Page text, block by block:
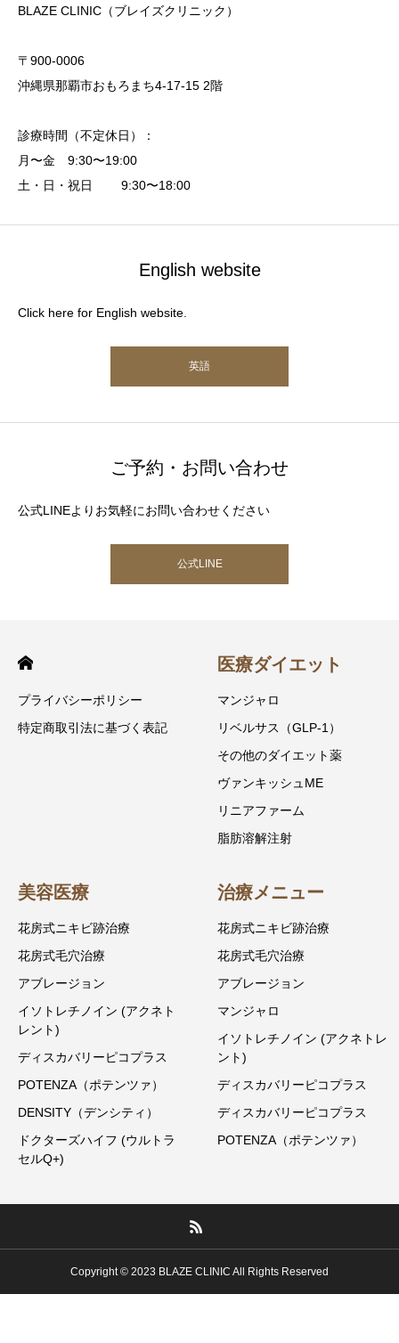
BLAZE CLINIC（ブレイズクリニック）
〒900-0006
沖縄県那覇市おもろまち4-17-15 2階
診療時間（不定休日）：
月〜金 9:30〜19:00
土・日・祝日 9:30〜18:00
English website
Click here for English website.
英語
ご予約・お問い合わせ
公式LINEよりお気軽にお問い合わせください
公式LINE
プライバシーポリシー
特定商取引法に基づく表記
医療ダイエット
マンジャロ
リベルサス（GLP-1）
その他のダイエット薬
ヴァンキッシュME
リニアファーム
脂肪溶解注射
美容医療
花房式ニキビ跡治療
花房式毛穴治療
アブレージョン
イソトレチノイン (アクネト
レント)
ディスカバリーピコプラス
POTENZA（ポテンツァ）
DENSITY（デンシティ）
ドクターズハイフ (ウルトラ
セルQ+)
治療メニュー
花房式ニキビ跡治療
花房式毛穴治療
アブレージョン
マンジャロ
イソトレチノイン (アクネトレ
ント)
ディスカバリーピコプラス
ディスカバリーピコプラス
POTENZA（ポテンツァ）
Copyright © 2023 BLAZE CLINIC All Rights Reserved